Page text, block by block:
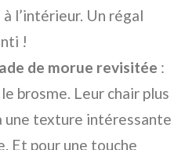
l’intérieur. Un régal
!
de morue revisitée :
brosme. Leur chair plus
une texture intéressante
Et pour une touche